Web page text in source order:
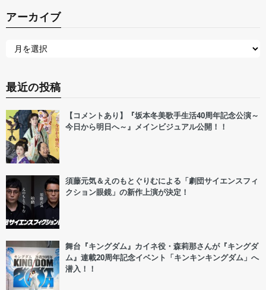
アーカイブ
最近の投稿
【コメントあり】『坂本冬美歌手生活40周年記念公演～
今日から明日へ～』メインビジュアル公開！！
須藤元気＆えのもとぐりむによる「劇団サイエンスフィ
クション眼鏡」の新作上演が決定！
舞台『キングダム』カイネ役・森莉那さんが『キングダ
ム』連載20周年記念イベント「キンキンキングダム」へ
潜入！！